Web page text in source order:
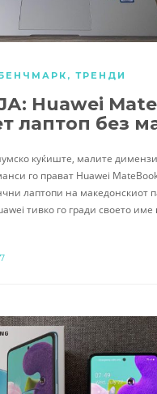
, ТРЕНДИ
Huawei
лаптоп без
куќиште, малите
го прават Huawei
лаптопи на македонскиот
тивко го гради своето име